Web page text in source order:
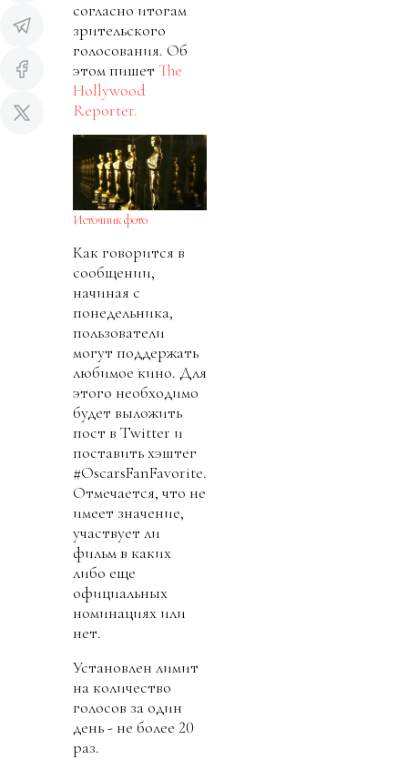
согласно итогам
зрительского
голосования. Об
этом пишет The
Hollywood
Reporter.
Источник фото
Как говорится в
сообщении,
начиная с
понедельника,
пользователи
могут поддержать
любимое кино. Для
этого необходимо
будет выложить
пост в Twitter и
поставить хэштег
#OscarsFanFavorite.
Отмечается, что не
имеет значение,
участвует ли
фильм в каких
либо еще
официальных
номинациях или
нет.
Установлен лимит
на количество
голосов за один
день - не более 20
раз.